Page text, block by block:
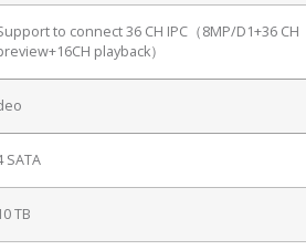
to connect 36 CH IPC（8MP/D1+36 CH
playback）
SATA
TB